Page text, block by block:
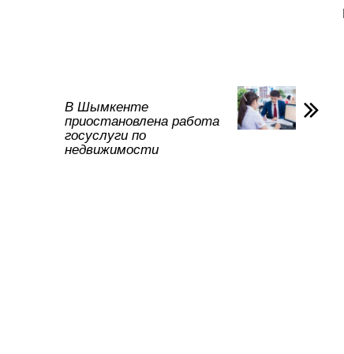
В Шымкенте
приостановлена работа
госуслуги по
недвижимости